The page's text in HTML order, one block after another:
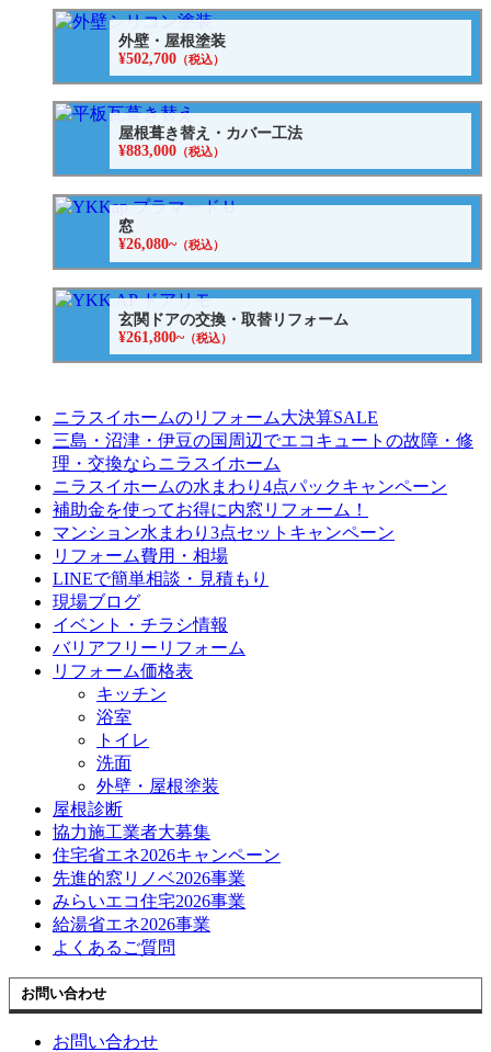
外壁・屋根塗装
¥502,700 （税込）
屋根葺き替え・カバー工法
¥883,000 （税込）
窓
¥26,080~（税込）
玄関ドアの交換・取替リフォーム
¥261,800~（税込）
ニラスイホームのリフォーム大決算SALE
三島・沼津・伊豆の国周辺でエコキュートの故障・修
理・交換ならニラスイホーム
ニラスイホームの水まわり4点パックキャンペーン
補助金を使ってお得に内窓リフォーム！
マンション水まわり3点セットキャンペーン
リフォーム費用・相場
LINEで簡単相談・見積もり
現場ブログ
イベント・チラシ情報
バリアフリーリフォーム
リフォーム価格表
キッチン
浴室
トイレ
洗面
外壁・屋根塗装
屋根診断
協力施工業者大募集
住宅省エネ2026キャンペーン
先進的窓リノベ2026事業
みらいエコ住宅2026事業
給湯省エネ2026事業
よくあるご質問
お問い合わせ
お問い合わせ